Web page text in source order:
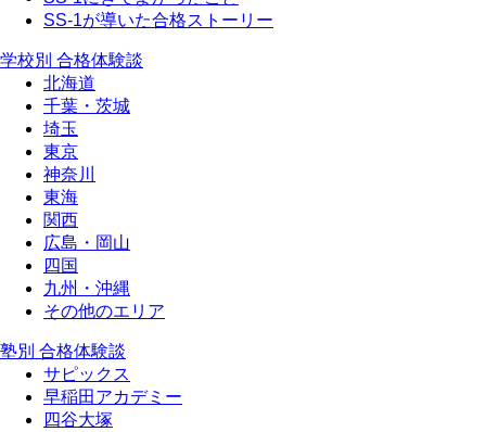
SS-1が導いた合格ストーリー
学校別 合格体験談
北海道
千葉・茨城
埼玉
東京
神奈川
東海
関西
広島・岡山
四国
九州・沖縄
その他のエリア
塾別 合格体験談
サピックス
早稲田アカデミー
四谷大塚